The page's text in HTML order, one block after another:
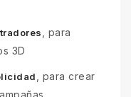
, para
3D
, para crear